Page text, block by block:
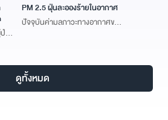
วย
PM 2.5 ฝุ่นละอองร้ายในอากาศ
ปัจจุบันค่ามลภาวะทางอากาศของ
ดูทั้งหมด